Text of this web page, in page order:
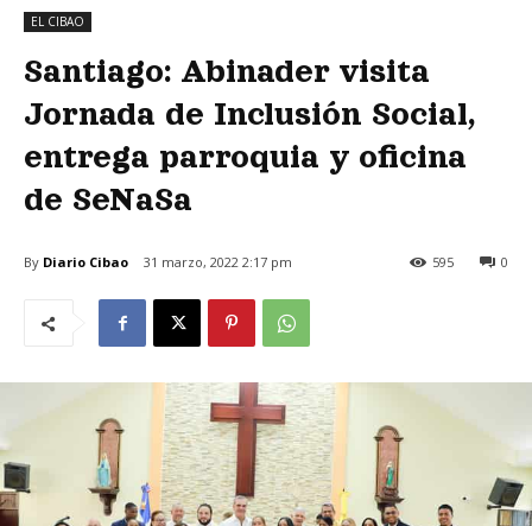
EL CIBAO
Santiago: Abinader visita
Jornada de Inclusión Social,
entrega parroquia y oficina
de SeNaSa
By Diario Cibao 31 marzo, 2022 2:17 pm 0
595